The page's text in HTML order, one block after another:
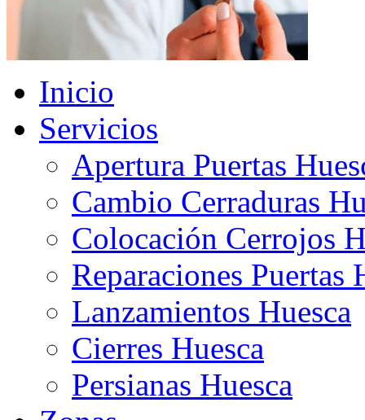
Inicio
Servicios
Apertura Puertas
Cambio Cerraduras
Colocación Cerrojos
Reparaciones Puertas
Lanzamientos Huesca
Cierres Huesca
Persianas Huesca